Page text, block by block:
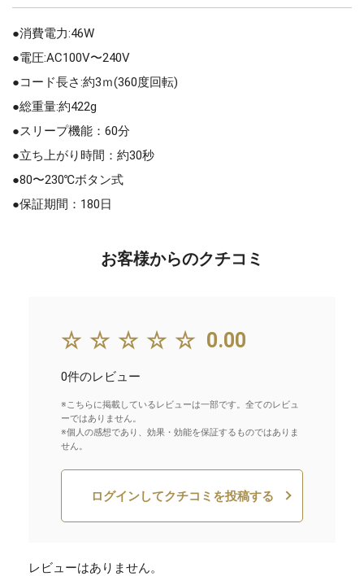
●消費電力:46W
●電圧:AC100V〜240V
●コード長さ:約3ｍ(360度回転)
●総重量:約422g
●スリープ機能：60分
●立ち上がり時間：約30秒
●80〜230℃ボタン式
●保証期間：180日
お客様からのクチコミ
☆☆☆☆☆ 0.00
0件のレビュー
※こちらに掲載しているレビューは一部です。全てのレビュ
ーではありません。
※個人の感想であり、効果・効能を保証するものではありま
せん。
ログインしてクチコミを投稿する
レビューはありません。